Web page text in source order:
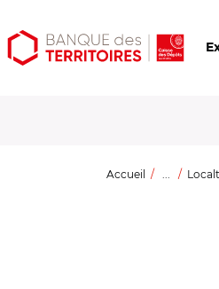
Aller
au
Aller
au
Ouvrir
les
Accueil ...